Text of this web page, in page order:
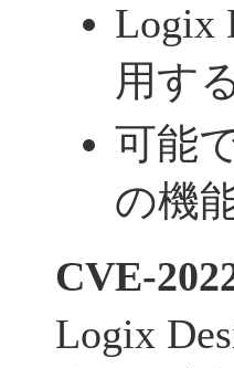
Logix
用す
可能
の機
CVE-
Logix